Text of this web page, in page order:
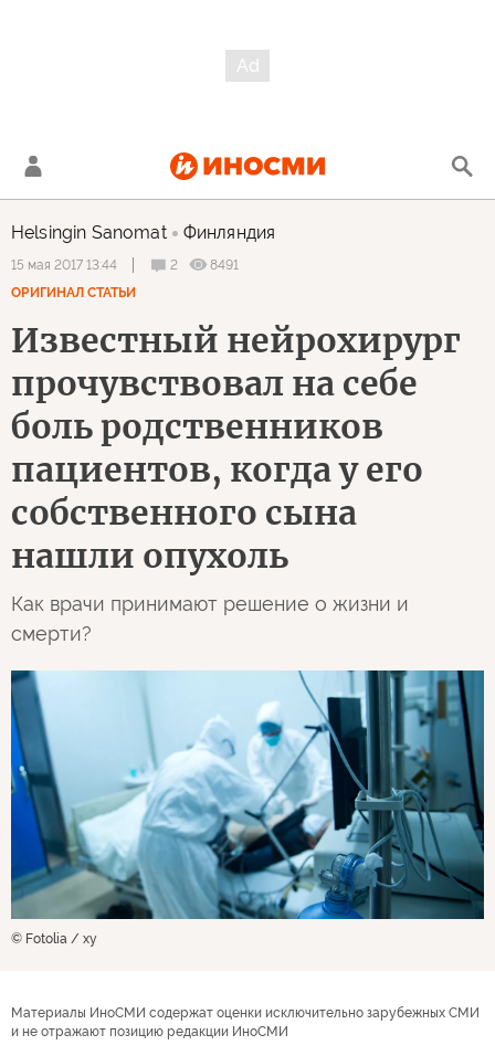
Helsingin Sanomat Финляндия
15 мая 2017 13:44 2
8491
ОРИГИНАЛ СТАТЬИ
Известный нейрохирург
прочувствовал на себе
боль родственников
пациентов, когда у его
собственного сына
нашли опухоль
Как врачи принимают решение о жизни и
смерти?
© Fotolia / xy
Материалы ИноСМИ содержат оценки исключительно зарубежных СМИ
и не отражают позицию редакции ИноСМИ